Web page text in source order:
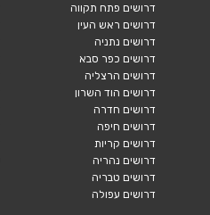
דרושים פתח תקווה
דרושים ראש העין
דרושים נתניה
דרושים כפר סבא
דרושים הרצליה
דרושים הוד השרון
דרושים חדרה
דרושים חיפה
דרושים קריות
דרושים נהריה
דרושים טבריה
דרושים עפולה